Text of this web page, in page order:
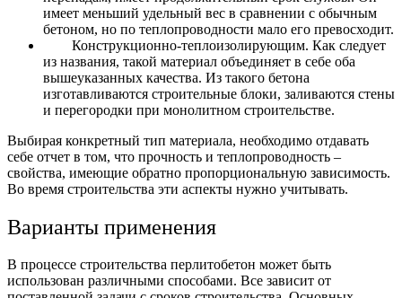
имеет меньший удельный вес в сравнении с обычным
бетоном, но по теплопроводности мало его превосходит.
Конструкционно-теплоизолирующим. Как следует
из названия, такой материал объединяет в себе оба
вышеуказанных качества. Из такого бетона
изготавливаются строительные блоки, заливаются стены
и перегородки при монолитном строительстве.
Выбирая конкретный тип материала, необходимо отдавать
себе отчет в том, что прочность и теплопроводность –
свойства, имеющие обратно пропорциональную зависимость.
Во время строительства эти аспекты нужно учитывать.
Варианты применения
В процессе строительства перлитобетон может быть
использован различными способами. Все зависит от